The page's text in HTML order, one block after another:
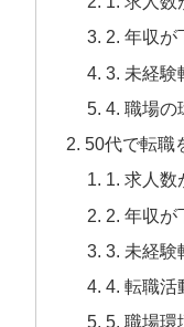
2. 年収が
3. 未経験
4. 職場の
50代で転職
1. 求人数
2. 年収が
3. 未経験
4. 転職活
5. 職場環